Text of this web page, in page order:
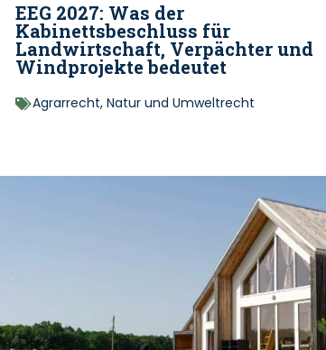
EEG 2027: Was der
Kabinettsbeschluss für
Landwirtschaft, Verpächter und
Windprojekte bedeutet
Agrarrecht, Natur und Umweltrecht